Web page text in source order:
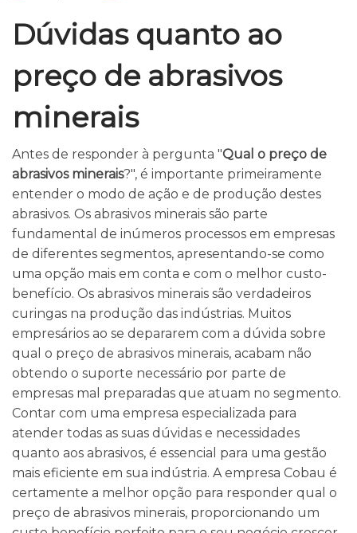
Dúvidas quanto ao
preço de abrasivos
minerais
Antes de responder à pergunta "Qual o preço de
abrasivos minerais?", é importante primeiramente
entender o modo de ação e de produção destes
abrasivos. Os abrasivos minerais são parte
fundamental de inúmeros processos em empresas
de diferentes segmentos, apresentando-se como
uma opção mais em conta e com o melhor custo-
benefício. Os abrasivos minerais são verdadeiros
curingas na produção das indústrias. Muitos
empresários ao se depararem com a dúvida sobre
qual o preço de abrasivos minerais, acabam não
obtendo o suporte necessário por parte de
empresas mal preparadas que atuam no segmento.
Contar com uma empresa especializada para
atender todas as suas dúvidas e necessidades
quanto aos abrasivos, é essencial para uma gestão
mais eficiente em sua indústria. A empresa Cobau é
certamente a melhor opção para responder qual o
preço de abrasivos minerais, proporcionando um